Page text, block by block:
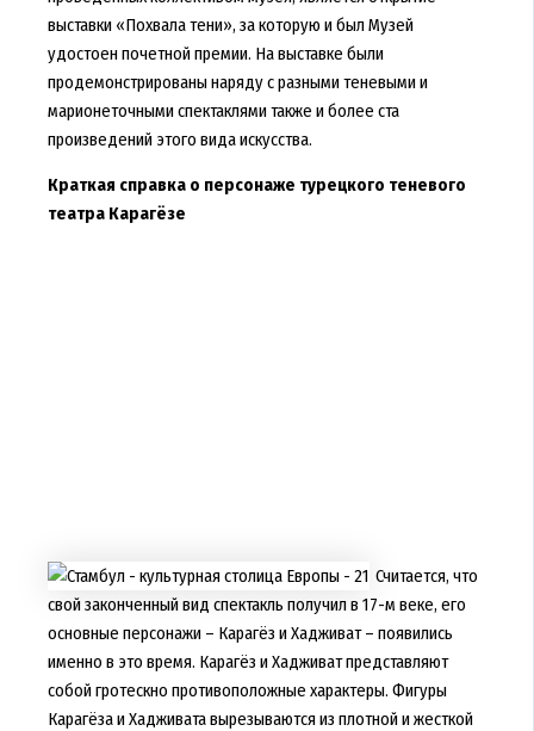
выставки «Похвала тени», за которую и был Музей
удостоен почетной премии. На выставке были
продемонстрированы наряду с разными теневыми и
марионеточными спектаклями также и более ста
произведений этого вида искусства.
Краткая справка о персонаже турецкого теневого
театра Карагёзе
Считается, что
свой законченный вид спектакль получил в 17-м веке, его
основные персонажи – Карагёз и Хадживат – появились
именно в это время. Карагёз и Хадживат представляют
собой гротескно противоположные характеры. Фигуры
Карагёза и Хадживата вырезываются из плотной и жесткой